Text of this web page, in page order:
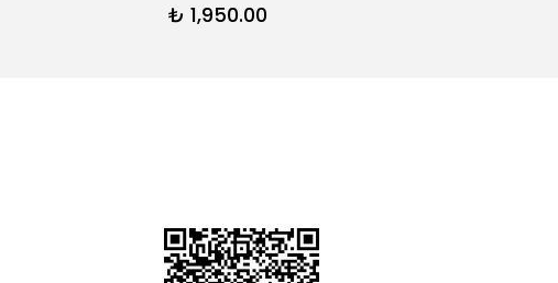
₺ 1,950.00